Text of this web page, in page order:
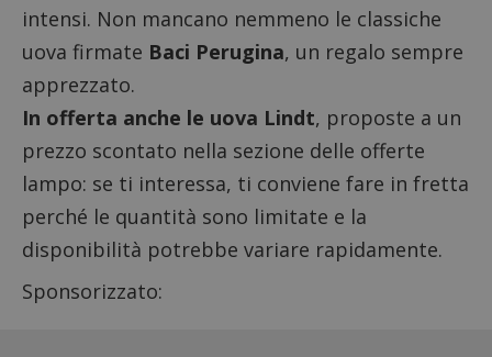
intensi. Non mancano nemmeno le classiche
uova firmate Baci Perugina, un regalo sempre
apprezzato.
In offerta anche le uova Lindt, proposte a un
prezzo scontato nella sezione delle offerte
lampo: se ti interessa, ti conviene fare in fretta
perché le quantità sono limitate e la
disponibilità potrebbe variare rapidamente.
Sponsorizzato: